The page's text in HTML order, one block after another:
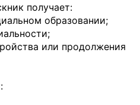
получает:
образовании;
или продолжения